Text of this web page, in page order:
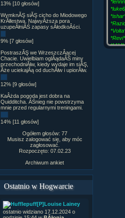
13% [10 głosów]
WymknĂŞ siĂŞ cicho do Miodowego
KrĂłlestwa. NajwyÂższa pora
uzupeÂłniĂŚ zapasy sÂłodkoÂści.
9% [7 głosów]
PostraszĂŞ we WrzeszczÂącej
Chacie. Uwielbiam oglÂądaĂŚ miny
przechodniĂłw, kiedy wydaje im siĂŞ,
Âże uciekajÂą od duchĂłw i upiorĂłw.
12% [9 głosów]
KaÂżda pogoda jest dobra na
Quidditcha. ÂŚnieg nie powstrzyma
mnie przed regularnymi treningami.
14% [11 głosów]
Ogółem głosów: 77
Musisz zalogować się, aby móc
zagłosować.
Rozpoczęto: 07.02.23
Archiwum ankiet
Ostatnio w Hogwarcie
[P]Louise Lainey
ostatnio widziano 17.12.2024 o
*Revi*
*MiM*